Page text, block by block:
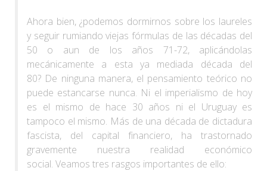
Ahora bien, ¿podemos dormirnos sobre los laureles
y seguir rumiando viejas fórmulas de las décadas del
50 o aun de los años 71-72, aplicándolas
mecánicamente a esta ya mediada década del
80? De ninguna manera, el pensamiento teórico no
puede estancarse nunca. Ni el imperialismo de hoy
es el mismo de hace 30 años ni el Uruguay es
tampoco el mismo. Más de una década de dictadura
fascista, del capital financiero, ha trastornado
gravemente nuestra realidad económico
social. Veamos tres rasgos importantes de ello: